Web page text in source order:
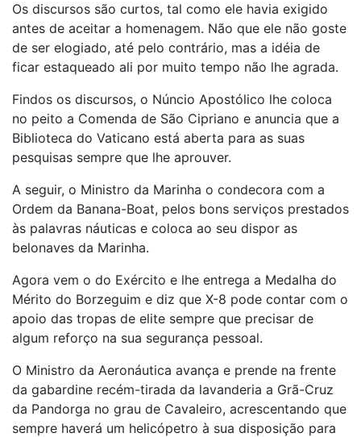
Os discursos são curtos, tal como ele havia exigido
antes de aceitar a homenagem. Não que ele não goste
de ser elogiado, até pelo contrário, mas a idéia de
ficar estaqueado ali por muito tempo não lhe agrada.
Findos os discursos, o Núncio Apostólico lhe coloca
no peito a Comenda de São Cipriano e anuncia que a
Biblioteca do Vaticano está aberta para as suas
pesquisas sempre que lhe aprouver.
A seguir, o Ministro da Marinha o condecora com a
Ordem da Banana-Boat, pelos bons serviços prestados
às palavras náuticas e coloca ao seu dispor as
belonaves da Marinha.
Agora vem o do Exército e lhe entrega a Medalha do
Mérito do Borzeguim e diz que X-8 pode contar com o
apoio das tropas de elite sempre que precisar de
algum reforço na sua segurança pessoal.
O Ministro da Aeronáutica avança e prende na frente
da gabardine recém-tirada da lavanderia a Grã-Cruz
da Pandorga no grau de Cavaleiro, acrescentando que
sempre haverá um helicópetro à sua disposição para